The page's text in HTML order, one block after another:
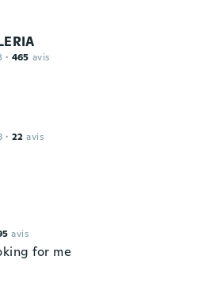
· 465 avis
· 22 avis
avis
for me